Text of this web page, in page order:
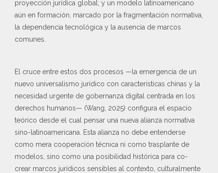
proyección jurídica global; y un modelo latinoamericano
aún en formación, marcado por la fragmentación normativa,
la dependencia tecnológica y la ausencia de marcos
comunes.
El cruce entre estos dos procesos —la emergencia de un
nuevo universalismo jurídico con características chinas y la
necesidad urgente de gobernanza digital centrada en los
derechos humanos— (Wang, 2025) configura el espacio
teórico desde el cual pensar una nueva alianza normativa
sino-latinoamericana. Esta alianza no debe entenderse
como mera cooperación técnica ni como trasplante de
modelos, sino como una posibilidad histórica para co-
crear marcos jurídicos sensibles al contexto, culturalmente